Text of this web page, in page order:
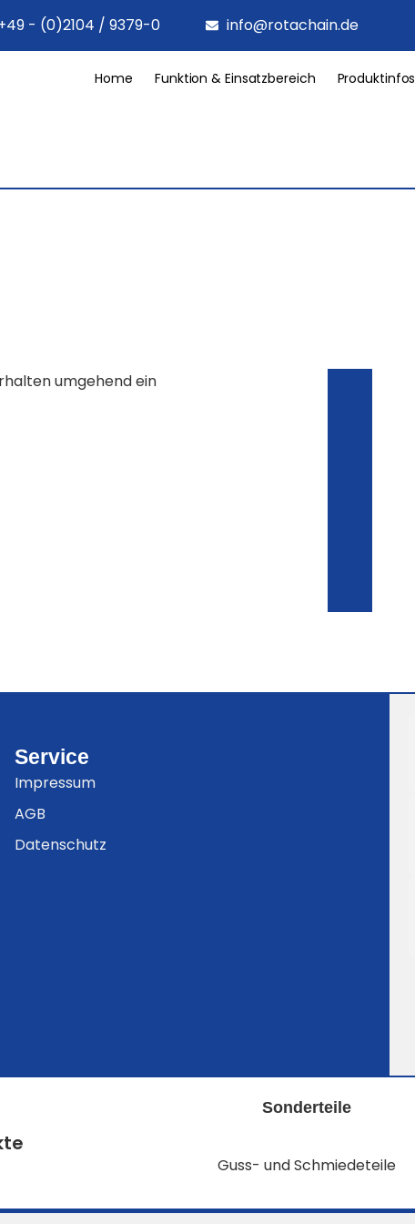
- (0)2104 / 9379-0 info@rotachain.de
Home Funktion & Einsatzbereich Produktinfos
umgehend ein
Service
Impressum
AGB
Datenschutz
Sonderteile
Guss- und Schmiedeteile